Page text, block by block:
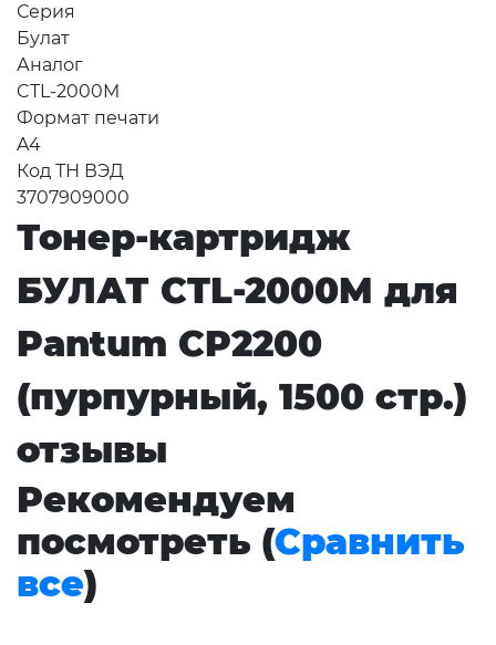
Серия
Булат
Аналог
CTL-2000M
Формат печати
A4
Код ТН ВЭД
3707909000
Тонер-картридж
БУЛАТ CTL-2000M для
Pantum CP2200
(пурпурный, 1500 стр.)
отзывы
Рекомендуем
посмотреть (Сравнить
все)